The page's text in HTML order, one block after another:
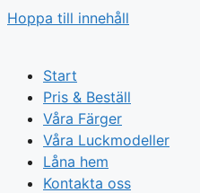
Hoppa till innehåll
Start
Pris & Beställ
Våra Färger
Våra Luckmodeller
Låna hem
Kontakta oss